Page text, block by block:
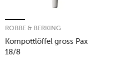
Kompottlöffel gross Pax
18/8
ROBBE & BERKING